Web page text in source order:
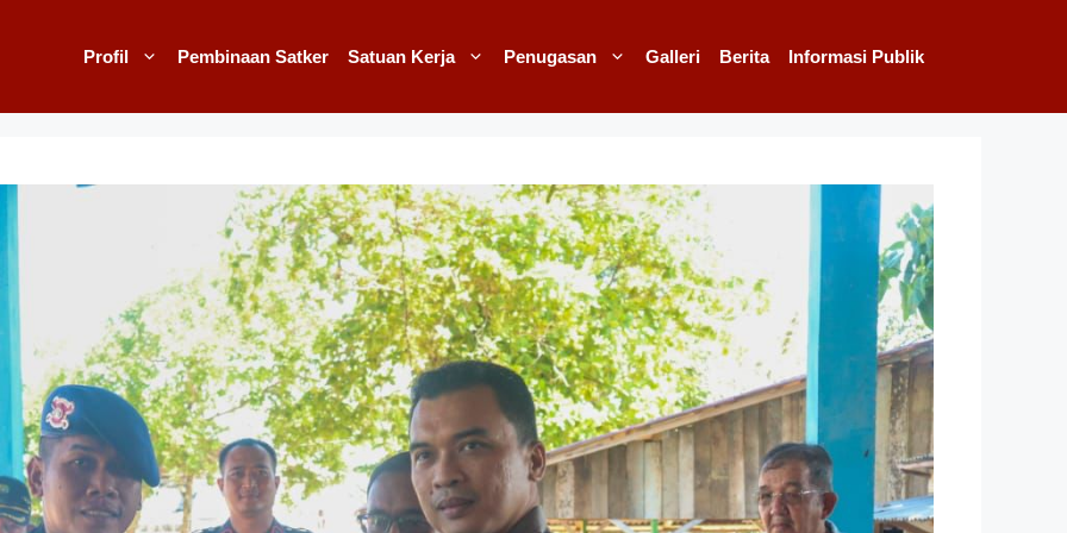
Profil Pembinaan Satker Satuan Kerja Penugasan Galleri Berita Informasi Publik